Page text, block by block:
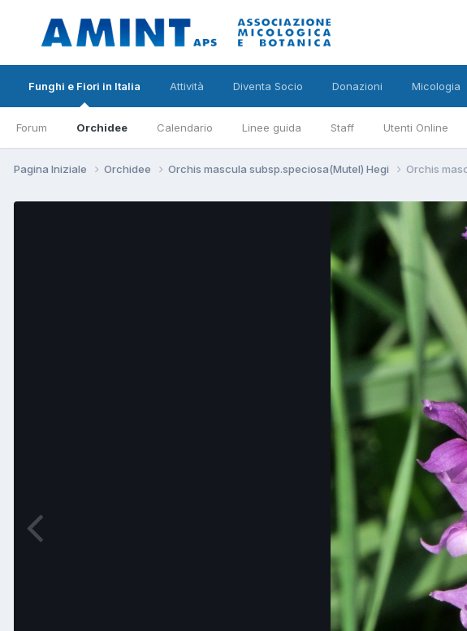
Funghi e Fiori in Italia
Forum Orchidee Calendario Linee guida Staff Utenti Online
Attività Diventa Socio Donazioni Micologia
Pagina Iniziale Orchidee Orchis mascula subsp.speciosa(Mutel) Hegi Orchis